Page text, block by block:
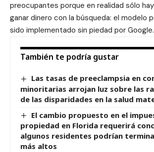
preocupantes porque en realidad sólo
ganar dinero con la búsqueda: el modelo
sido implementado sin piedad por Google.
También te podría gustar
Las tasas de preeclampsia en
minoritarias arrojan luz sobre las
de las disparidades en la salud
El cambio propuesto en el
propiedad en Florida requerirá
algunos residentes podrían
más altos